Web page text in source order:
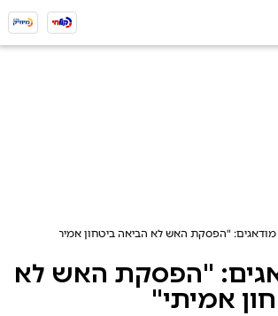
מודאגים: "הפסקת האש לא הביאה ביטחון אמיתי"
"הפסקת האש לא
אמיתי"